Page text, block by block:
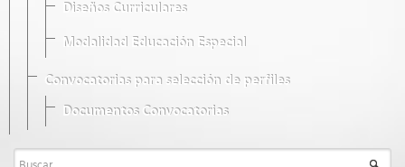
Diseños Curriculares
Modalidad Educación Especial
Convocatorias para selección de perfiles
Documentos Convocatorias